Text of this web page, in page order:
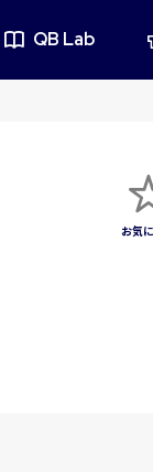
QB Lab